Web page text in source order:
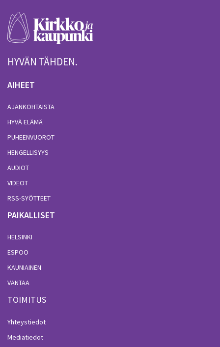
HYVÄN TÄHDEN.
AIHEET
AJANKOHTAISTA
HYVÄ ELÄMÄ
PUHEENVUOROT
HENGELLISYYS
AUDIOT
VIDEOT
RSS-SYÖTTEET
PAIKALLISET
HELSINKI
ESPOO
KAUNIAINEN
VANTAA
TOIMITUS
Yhteystiedot
Mediatiedot